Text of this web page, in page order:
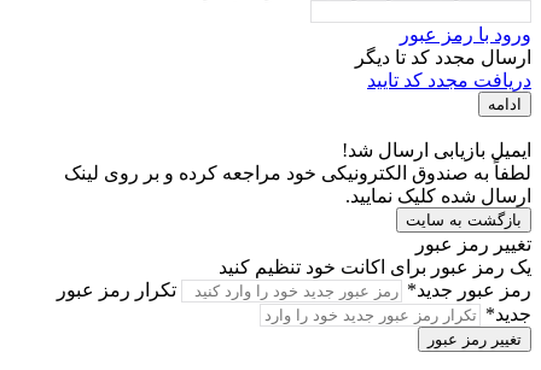
ورود با رمز عبور
ارسال مجدد کد تا دیگر
دریافت مجدد کد تایید
ادامه
ایمیل بازیابی ارسال شد!
لطفاً به صندوق الکترونیکی خود مراجعه کرده و بر روی لینک
ارسال شده کلیک نمایید.
بازگشت به سایت
تغییر رمز عبور
یک رمز عبور برای اکانت خود تنظیم کنید
رمز عبور جدید*
تکرار رمز عبور
جدید*
تغییر رمز عبور